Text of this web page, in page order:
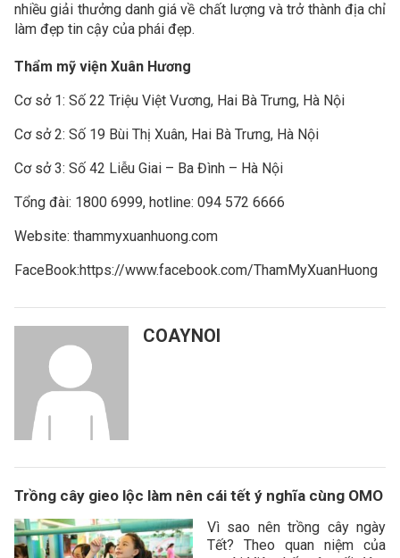
nhiều giải thưởng danh giá về chất lượng và trở thành địa chỉ
làm đẹp tin cậy của phái đẹp.
Thẩm mỹ viện Xuân Hương
Cơ sở 1: Số 22 Triệu Việt Vương, Hai Bà Trưng, Hà Nội
Cơ sở 2: Số 19 Bùi Thị Xuân, Hai Bà Trưng, Hà Nội
Cơ sở 3: Số 42 Liễu Giai – Ba Đình – Hà Nội
Tổng đài: 1800 6999, hotline: 094 572 6666
Website: thammyxuanhuong.com
FaceBook:https://www.facebook.com/ThamMyXuanHuong
COAYNOI
Trồng cây gieo lộc làm nên cái tết ý nghĩa cùng OMO
Vì sao nên trồng cây ngày
Tết? Theo quan niệm của